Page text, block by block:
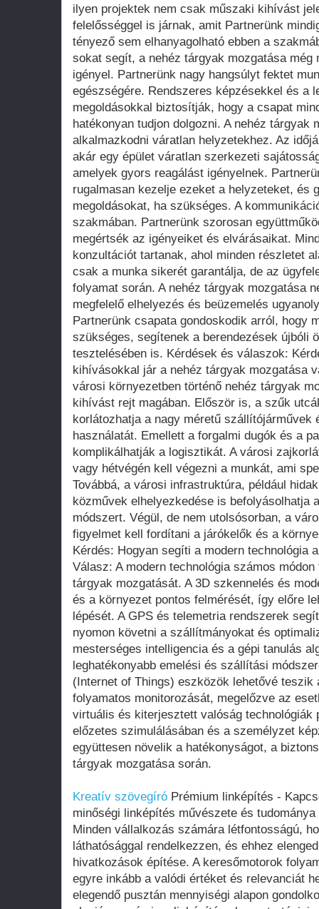
ilyen projektek nem csak műszaki kihívást
felelősséggel is járnak, amit Partnerünk
tényező sem elhanyagolható ebben a
sokat segít, a nehéz tárgyak mozgatása még
igényel. Partnerünk nagy hangsúlyt fektet
egészségére. Rendszeres képzésekkel és a
megoldásokkal biztosítják, hogy a csapat
hatékonyan tudjon dolgozni. A nehéz tárgyak
alkalmazkodni váratlan helyzetekhez. Az
akár egy épület váratlan szerkezeti
amelyek gyors reagálást igényelnek.
rugalmasan kezelje ezeket a helyzeteket, és
megoldásokat, ha szükséges. A
szakmában. Partnerünk szorosan
megértsék az igényeiket és elvárásaikat.
konzultációt tartanak, ahol minden részletet
csak a munka sikerét garantálja, de az
folyamat során. A nehéz tárgyak mozgatása
megfelelő elhelyezés és beüzemelés
Partnerünk csapata gondoskodik arról, hogy
szükséges, segítenek a berendezések újbóli
tesztelésében is. Kérdések és válaszok:
kihívásokkal jár a nehéz tárgyak mozgatása
városi környezetben történő nehéz tárgyak
kihívást rejt magában. Először is, a szűk
korlátozhatja a nagy méretű szállítójárművek
használatát. Emellett a forgalmi dugók és a
komplikálhatják a logisztikát. A városi
vagy hétvégén kell végezni a munkát, ami
Továbbá, a városi infrastruktúra, például
közművek elhelyezkedése is befolyásolhatja
módszert. Végül, de nem utolsósorban, a
figyelmet kell fordítani a járókelők és a
Kérdés: Hogyan segíti a modern technológia
Válasz: A modern technológia számos
tárgyak mozgatását. A 3D szkennelés és
és a környezet pontos felmérését, így előre
lépését. A GPS és telemetria rendszerek
nyomon követni a szállítmányokat és
mesterséges intelligencia és a gépi tanulás
leghatékonyabb emelési és szállítási
(Internet of Things) eszközök lehetővé teszik
folyamatos monitorozását, megelőzve az
virtuális és kiterjesztett valóság technológiák
előzetes szimulálásában és a személyzet
együttesen növelik a hatékonyságot, a
tárgyak mozgatása során.
Kreatív szövegíró Prémium linképítés -
minőségi linképítés művészete és tudománya
Minden vállalkozás számára létfontosságú,
láthatósággal rendelkezzen, és ehhez
hivatkozások építése. A keresőmotorok
egyre inkább a valódi értéket és relevanciát
elegendő pusztán mennyiségi alapon